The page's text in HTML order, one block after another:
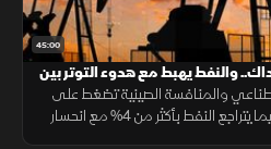
45:00
والنفط يهبط مع هدوء التوتر بين
والمنافسة الصينية تضغط على
أسهم الرقائق ومؤشر ناسداك، فيما يتراجع النفط بأكثر من 4% مع انحسار